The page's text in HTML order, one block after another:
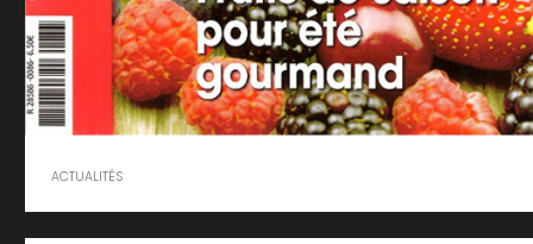
ACTUALITÉS